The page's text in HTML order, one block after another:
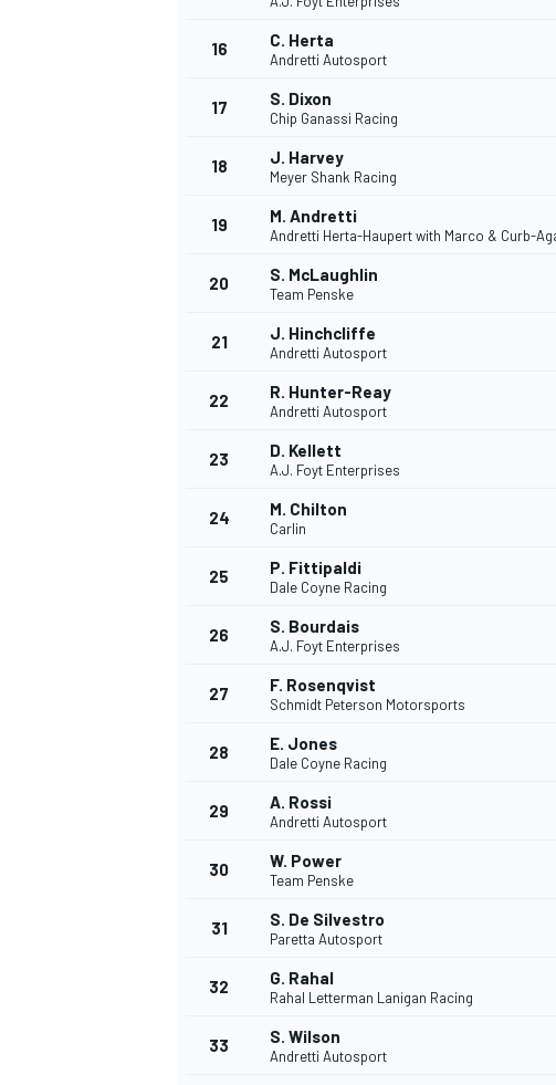
16 C. Herta
Andretti Autosport
17 S. Dixon
Chip Ganassi Racing
18 J. Harvey
Meyer Shank Racing
19 M. Andretti
Andretti Herta-Haupert with Marco & Curb-
20 S. McLaughlin
Team Penske
21 J. Hinchcliffe
Andretti Autosport
22 R. Hunter-Reay
Andretti Autosport
23 D. Kellett
A.J. Foyt Enterprises
24 M. Chilton
Carlin
25 P. Fittipaldi
Dale Coyne Racing
26 S. Bourdais
A.J. Foyt Enterprises
27 F. Rosenqvist
Schmidt Peterson Motorsports
28 E. Jones
Dale Coyne Racing
29 A. Rossi
Andretti Autosport
30 W. Power
Team Penske
31 S. De Silvestro
Paretta Autosport
32 G. Rahal
Rahal Letterman Lanigan Racing
33 S. Wilson
Andretti Autosport